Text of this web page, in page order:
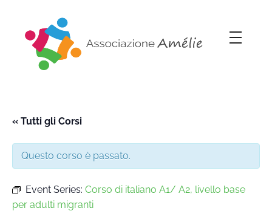
« Tutti gli Corsi
Questo corso è passato.
Event Series: Corso di italiano A1/ A2, livello base
per adulti migranti